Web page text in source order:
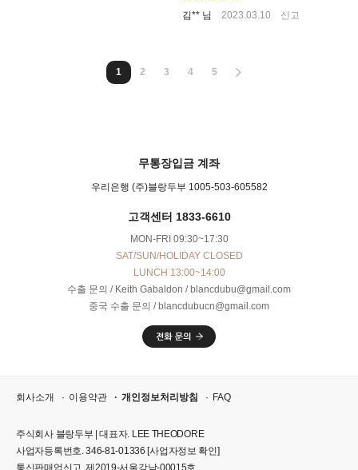
소리,어떤 제품쓰냐는 질문을 받아
본적 없는ㅠㅠ 어성초 토너도 아무
요
김** 님 2023.03.10 신고
1 2 3 4 5
무통장입금 계좌
우리은행 (주)블랑두부 1005-503-605582
고객센터 1833-6610
MON-FRI 09:30~17:30
SAT/SUN/HOLIDAY CLOSED
LUNCH 13:00~14:00
수출 문의 / Keith Gabaldon / blancdubu@gmail.com
중국 수출 문의 / blancdubucn@gmail.com
회사소개 이용약관 개인정보처리방침 FAQ
주식회사 블랑두부 | 대표자. LEE THEODORE
사업자등록번호. 346-81-01336[사업자정보 확인]
통신판매업신고. 제2019-서울강남-00015호